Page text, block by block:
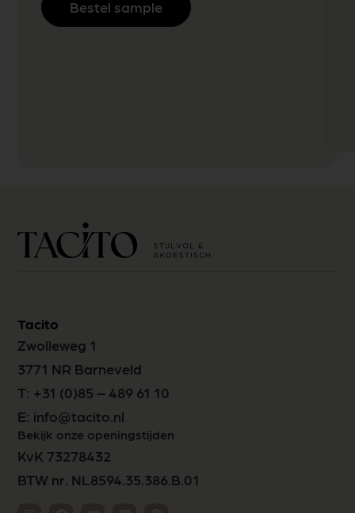
Bestel sample
Tacito
Zwolleweg 1
3771 NR Barneveld
T: +31 (0)85 – 489 61 10
E: info@tacito.nl
Bekijk onze openingstijden
KvK 73278432
BTW nr. NL8594.35.386.B.01